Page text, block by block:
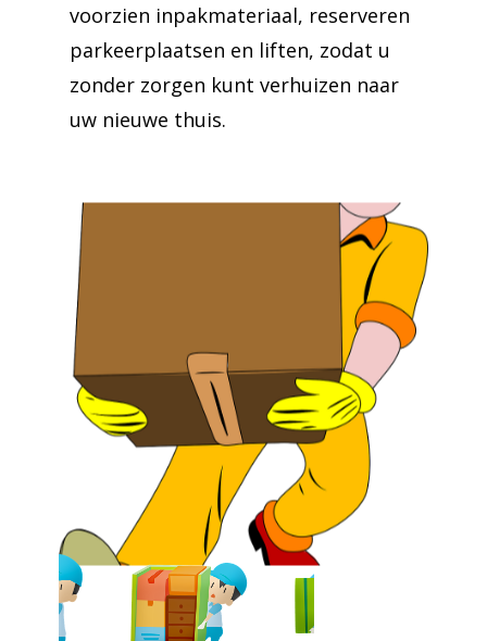
voorzien inpakmateriaal, reserveren
parkeerplaatsen en liften, zodat u
zonder zorgen kunt verhuizen naar
uw nieuwe thuis.